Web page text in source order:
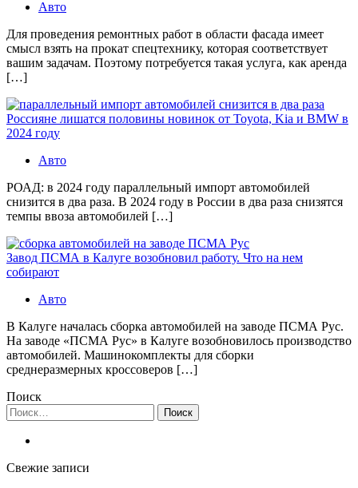
Авто
Для проведения ремонтных работ в области фасада имеет
смысл взять на прокат спецтехнику, которая соответствует
вашим задачам. Поэтому потребуется такая услуга, как аренда
[…]
Россияне лишатся половины новинок от Toyota, Kia и BMW в
2024 году
Авто
РОАД: в 2024 году параллельный импорт автомобилей
снизится в два раза. В 2024 году в России в два раза снизятся
темпы ввоза автомобилей […]
Завод ПСМА в Калуге возобновил работу. Что на нем
собирают
Авто
В Калуге началась сборка автомобилей на заводе ПСМА Рус.
На заводе «ПСМА Рус» в Калуге возобновилось производство
автомобилей. Машинокомплекты для сборки
среднеразмерных кроссоверов […]
Поиск
Найти:
Свежие записи